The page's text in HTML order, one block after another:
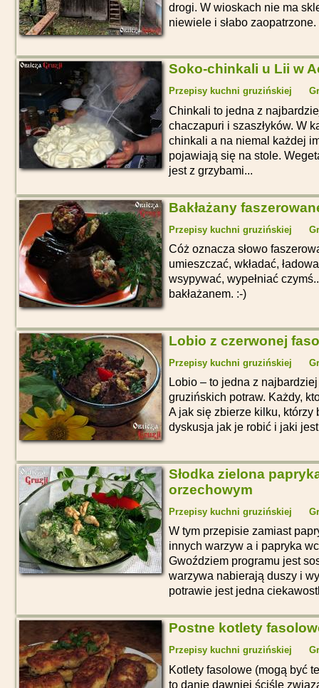
drogi. W wioskach nie ma
niewiele i słabo zaopatrzone.
Soko-chinkali u Lii w
Przepisy kuchni gruzińskiej
Chinkali to jedna z
chaczapuri i szaszłyków. W
chinkali a na niemal każdej
pojawiają się na stole.
jest z grzybami...
Bakłażany
Przepisy kuchni gruzińskiej
Cóż oznacza słowo
umieszczać, wkładać,
wsypywać, wypełniać
bakłażanem. :-)
Lobio z czerwonej
Przepisy kuchni gruzińskiej
Lobio – to jedna z
gruzińskich potraw. Każdy,
A jak się zbierze kilku,
dyskusja jak je robić i jaki
Słodka zielona
orzechowym
Przepisy kuchni gruzińskiej
W tym przepisie zamiast
innych warzyw a i papryka
Gwoździem programu jest
warzywa nabierają duszy i
potrawie jest jedna
Postne kotlety
Przepisy kuchni gruzińskiej
Kotlety fasolowe (mogą być
to danie dawniej ściśle